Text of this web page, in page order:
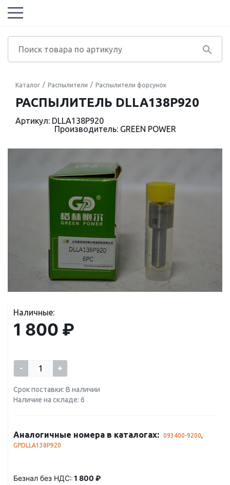
Каталог Распылители Распылители форсунок
РАСПЫЛИТЕЛЬ DLLA138P920
Артикул: DLLA138P920
Производитель: GREEN POWER
Наличные:
1 800 ₽
- +
Срок поставки: В наличии
Наличие на складе: 6
Аналогичные номера в каталогах: 093400-9200,
GPDLLA138P920
Безнал без НДС: 1 800 ₽